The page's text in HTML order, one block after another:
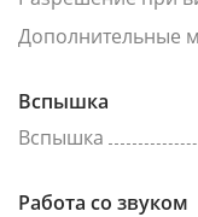
Дополнительные
Вспышка
Вспышка
Работа со звуком